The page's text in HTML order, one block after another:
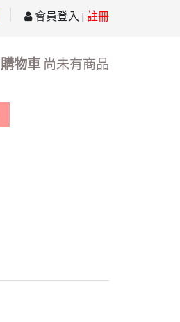
會員登入|註冊
購物車尚未有商品